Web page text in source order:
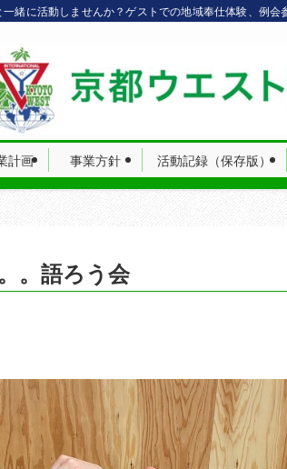
緒に活動しませんか？ゲストでの地域奉仕体験、例会
計画 事業方針 活動記録（保存版）
。語ろう会